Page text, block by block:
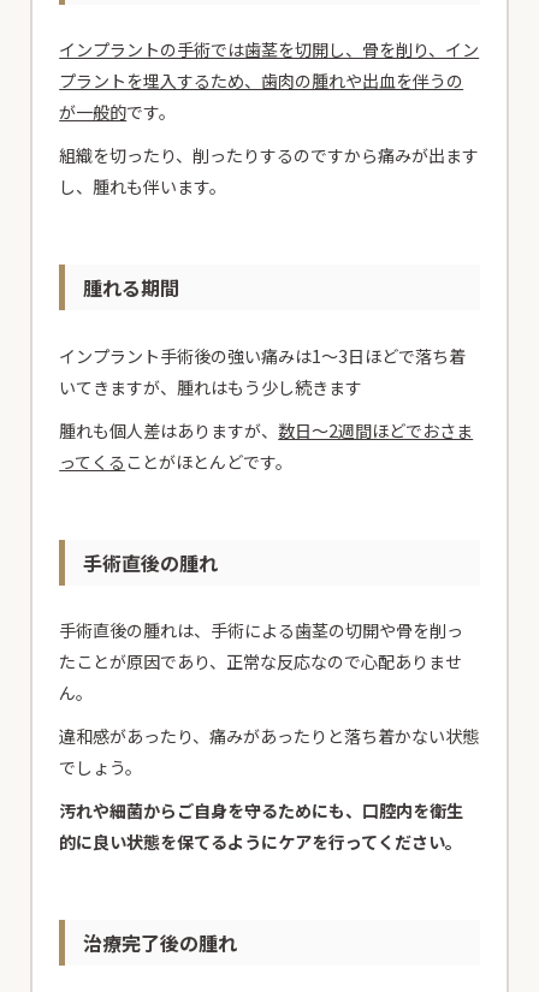
インプラントの手術では歯茎を切開し、骨を削り、イン
プラントを埋入するため、歯肉の腫れや出血を伴うの
が一般的です。
組織を切ったり、削ったりするのですから痛みが出ます
し、腫れも伴います。
腫れる期間
インプラント手術後の強い痛みは1～3日ほどで落ち着
いてきますが、腫れはもう少し続きます
腫れも個人差はありますが、数日～2週間ほどでおさま
ってくる ことがほとんどです。
手術直後の腫れ
手術直後の腫れは、手術による歯茎の切開や骨を削っ
たことが原因であり、正常な反応なので心配ありませ
ん。
違和感があったり、痛みがあったりと落ち着かない状態
でしょう。
汚れや細菌からご自身を守るためにも、口腔内を衛生
的に良い状態を保てるようにケアを行ってください。
治療完了後の腫れ